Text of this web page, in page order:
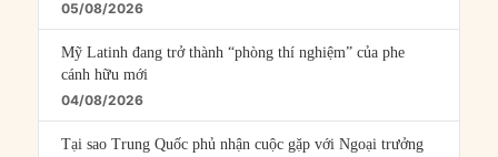
05/08/2026
Mỹ Latinh đang trở thành “phòng thí nghiệm” của phe
cánh hữu mới
04/08/2026
Tại sao Trung Quốc phủ nhận cuộc gặp với Ngoại trưởng